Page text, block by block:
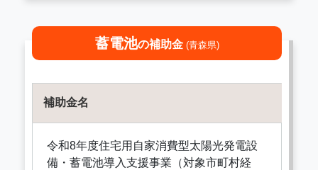
蓄電池の補助金 (青森県)
補助金名
令和8年度住宅用自家消費型太陽光発電設
備・蓄電池導入支援事業（対象市町村経